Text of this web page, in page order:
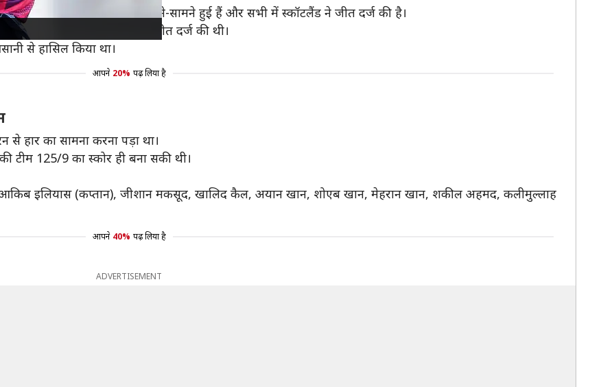
टीमें कुल 4 टी-20 में आमने-सामने हुई हैं और सभी में स्कॉटलैंड ने जीत दर्ज की है।
जिसमें स्कॉटलैंड ने 8 विकेट से जीत दर्ज की थी।
से हासिल किया था।
आपने 20% पढ़ लिया है
से हार का सामना करना पड़ा था।
125/9 का स्कोर ही बना सकी थी।
इलियास (कप्तान), जीशान मकसूद, खालिद कैल, अयान खान, शोएब खान, मेहरान खान, शकील अहमद, कलीमुल्लाह
आपने 40% पढ़ लिया है
ADVERTISEMENT